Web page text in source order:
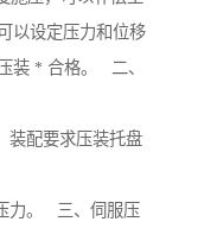
以设定压力和位移
装 * 合格。 二、
装配要求压装托盘
力。 三、伺服压